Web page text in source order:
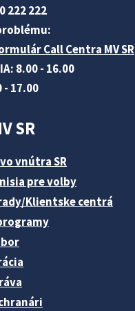
222 222
Call Centra MV SR
8.00 - 16.00
- 17.00
SR
vnútra SR
pre volby
Klientske centrá